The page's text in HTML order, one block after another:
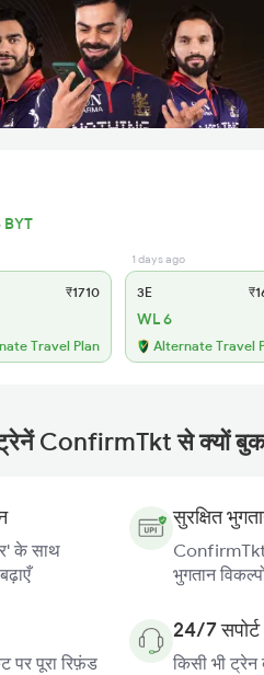
BYT
₹1710
Travel Plan
1 days ago
3E
WL 6
Alternate Travel
ट्रेनें ConfirmTkt से क्यों
के साथ
सुरक्षित
ConfirmTkt
भुगतान
पर पूरा रिफ़ंड
24/7 सपोर्ट
किसी भी